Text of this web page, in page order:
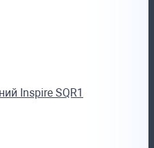
Inspire SQR1